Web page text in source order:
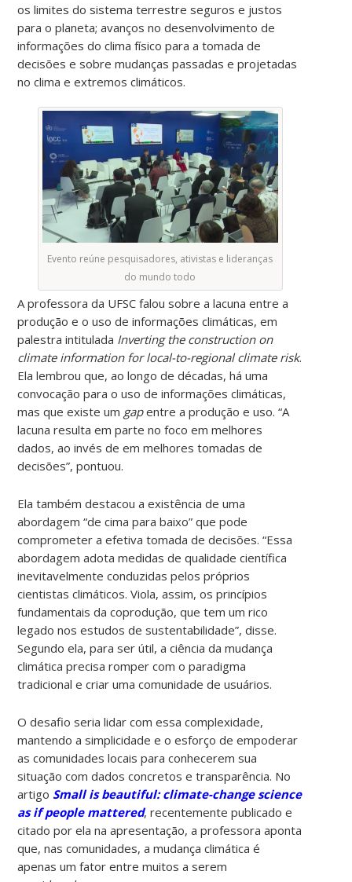
os limites do sistema terrestre seguros e justos
para o planeta; avanços no desenvolvimento de
informações do clima físico para a tomada de
decisões e sobre mudanças passadas e projetadas
no clima e extremos climáticos.
Evento reúne pesquisadores, ativistas e lideranças
do mundo todo
A professora da UFSC falou sobre a lacuna entre a
produção e o uso de informações climáticas, em
palestra intitulada Inverting the construction on
climate information for local-to-regional climate risk.
Ela lembrou que, ao longo de décadas, há uma
convocação para o uso de informações climáticas,
mas que existe um gapentre a produção e uso. “A
lacuna resulta em parte no foco em melhores
dados, ao invés de em melhores tomadas de
decisões”, pontuou.
Ela também destacou a existência de uma
abordagem “de cima para baixo” que pode
comprometer a efetiva tomada de decisões. “Essa
abordagem adota medidas de qualidade científica
inevitavelmente conduzidas pelos próprios
cientistas climáticos. Viola, assim, os princípios
fundamentais da coprodução, que tem um rico
legado nos estudos de sustentabilidade”, disse.
Segundo ela, para ser útil, a ciência da mudança
climática precisa romper com o paradigma
tradicional e criar uma comunidade de usuários.
O desafio seria lidar com essa complexidade,
mantendo a simplicidade e o esforço de empoderar
as comunidades locais para conhecerem sua
situação com dados concretos e transparência. No
artigo Small is beautiful: climate-change science
as if people mattered, recentemente publicado e
citado por ela na apresentação, a professora aponta
que, nas comunidades, a mudança climática é
apenas um fator entre muitos a serem